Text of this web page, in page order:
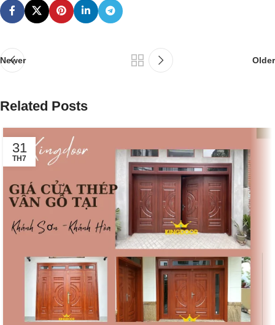
Newer Older
Related Posts
31
TH7